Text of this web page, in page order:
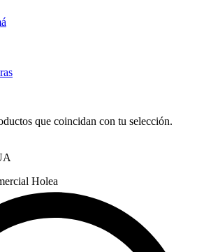
que coincidan con tu selección.
Holea